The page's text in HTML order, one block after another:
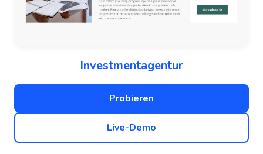
Investmentagentur
Probieren
Live-Demo